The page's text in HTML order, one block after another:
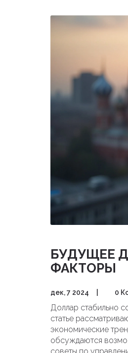
БУДУЩЕЕ
ФАКТОРЫ
дек, 7 2024 0
Доллар стабильно
статье
экономические
обсуждаются